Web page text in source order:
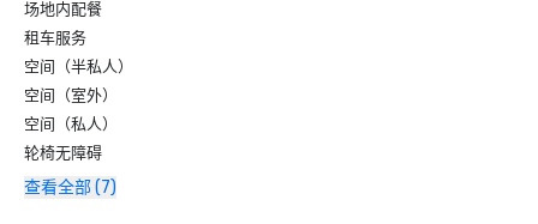
场地内配餐
租车服务
空间（半私人）
空间（室外）
空间（私人）
轮椅无障碍
查看全部 (7)